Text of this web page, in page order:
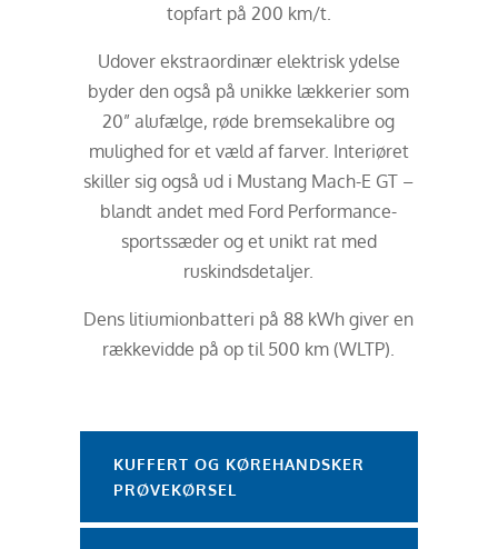
topfart på 200 km/t.
Udover ekstraordinær elektrisk ydelse
byder den også på unikke lækkerier som
20” alufælge, røde bremsekalibre og
mulighed for et væld af farver. Interiøret
skiller sig også ud i Mustang Mach-E GT –
blandt andet med Ford Performance-
sportssæder og et unikt rat med
ruskindsdetaljer.
Dens litiumionbatteri på 88 kWh giver en
rækkevidde på op til 500 km (WLTP).
KUFFERT OG KØREHANDSKER
PRØVEKØRSEL